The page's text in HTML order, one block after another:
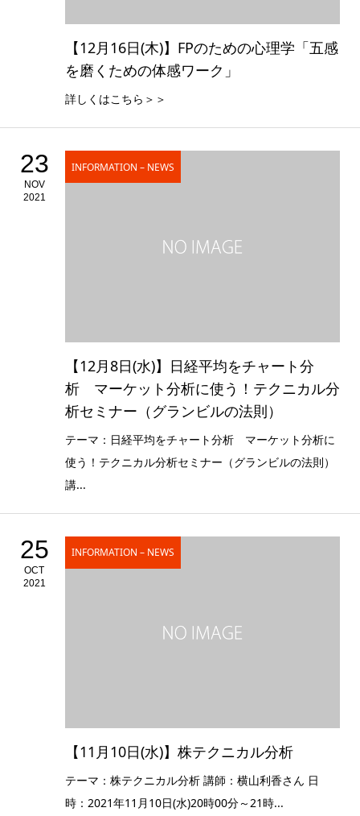
【12月16日(木)】FPのための心理学「五感
を磨くための体感ワーク」
詳しくはこちら＞＞
23
NOV
2021
INFORMATION – NEWS
【12月8日(水)】日経平均をチャート分
析 マーケット分析に使う！テクニカル分
析セミナー（グランビルの法則）
テーマ：日経平均をチャート分析 マーケット分析に
使う！テクニカル分析セミナー（グランビルの法則）
講...
25
OCT
2021
INFORMATION – NEWS
【11月10日(水)】株テクニカル分析
テーマ：株テクニカル分析 講師：横山利香さん 日
時：2021年11月10日(水)20時00分～21時...